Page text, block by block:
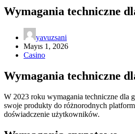
Wymagania techniczne
yavuzsani
Mayıs 1, 2026
Casino
Wymagania techniczne
W 2023 roku wymagania techniczne dla
swoje produkty do różnorodnych
doświadczenie użytkowników.